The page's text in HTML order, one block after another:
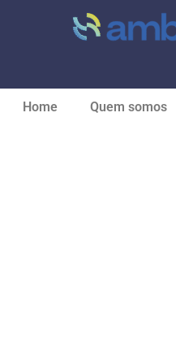
Home Quem somos